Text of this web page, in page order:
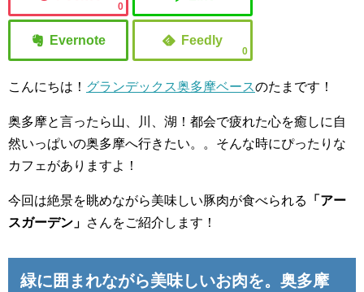
0
0
こんにちは！ グランデックス奥多摩ベースのたまです！
奥多摩と言ったら山、川、湖！都会で疲れた心を癒しに自
然いっぱいの奥多摩へ行きたい。。そんな時にぴったりな
カフェがありますよ！
今回は絶景を眺めながら美味しい豚肉が食べられる
「アー
スガーデン」 さんをご紹介します！
緑に囲まれながら美味しいお肉を。奥多摩